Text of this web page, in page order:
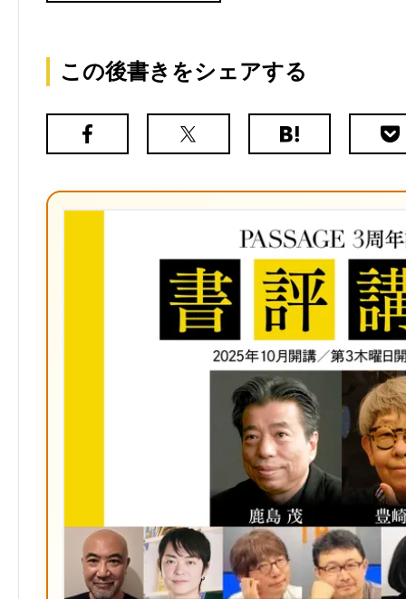
この後書きをシェアする
Facebook
X（旧
は
ク
マ
ー
ク